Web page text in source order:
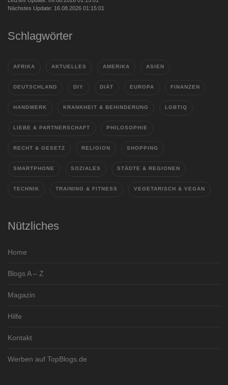
Nächstes Update: 16.08.2026 01:15:01
Schlagwörter
AFRIKA AKTUELLES AMERIKA ASIEN
DEUTSCHLAND DIY DIÄT EUROPA FINANZEN
HANDWERK KRANKHEIT & BEHINDERUNG LGBTIQ
LIEBE & PARTNERSCHAFT PHILOSOPHIE
RECHT & GESETZ RELIGION SHOPPING
SMARTPHONE SOZIALES STÄDTE & REGIONEN
TECHNIK TRAINING & FITNESS VEGETARISCH & VEGAN
Nützliches
Home
Blogs A – Z
Magazin
Hilfe
Kontakt
Werben auf TopBlogs.de